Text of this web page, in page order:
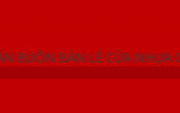
BUÔN BÁN LẺ CỬA NHỰA